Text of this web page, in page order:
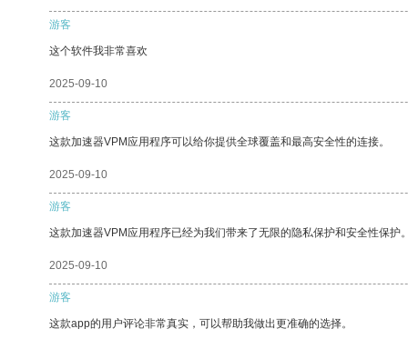
游客
这个软件我非常喜欢
2025-09-10
游客
这款加速器VPM应用程序可以给你提供全球覆盖和最高安全性的连接。
2025-09-10
游客
这款加速器VPM应用程序已经为我们带来了无限的隐私保护和安全性保护
2025-09-10
游客
这款app的用户评论非常真实，可以帮助我做出更准确的选择。